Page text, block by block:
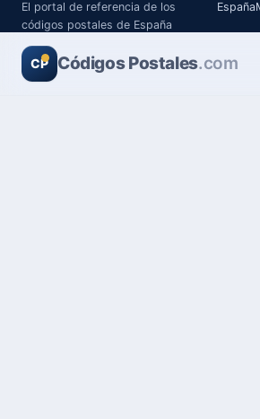
El portal de referencia de los
códigos postales de España
España
CP Códigos Postales.com